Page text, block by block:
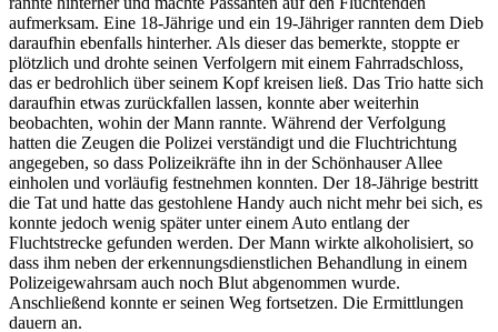
aufmerksam. Eine 18-Jährige und ein 19-Jähriger rannten dem Dieb
daraufhin ebenfalls hinterher. Als dieser das bemerkte, stoppte er
plötzlich und drohte seinen Verfolgern mit einem Fahrradschloss,
das er bedrohlich über seinem Kopf kreisen ließ. Das Trio hatte sich
daraufhin etwas zurückfallen lassen, konnte aber weiterhin
beobachten, wohin der Mann rannte. Während der Verfolgung
hatten die Zeugen die Polizei verständigt und die Fluchtrichtung
angegeben, so dass Polizeikräfte ihn in der Schönhauser Allee
einholen und vorläufig festnehmen konnten. Der 18-Jährige bestritt
die Tat und hatte das gestohlene Handy auch nicht mehr bei sich, es
konnte jedoch wenig später unter einem Auto entlang der
Fluchtstrecke gefunden werden. Der Mann wirkte alkoholisiert, so
dass ihm neben der erkennungsdienstlichen Behandlung in einem
Polizeigewahrsam auch noch Blut abgenommen wurde.
Anschließend konnte er seinen Weg fortsetzen. Die Ermittlungen
dauern an.